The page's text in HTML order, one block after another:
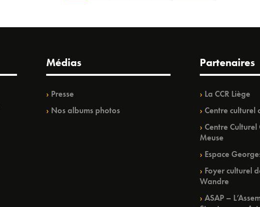
Médias
Presse
Nos albums photos
Partenaires
La CCR Liège
Centre culturel
Centre
Meuse
Espace
Foyer culturel
Wandre
ASAP –